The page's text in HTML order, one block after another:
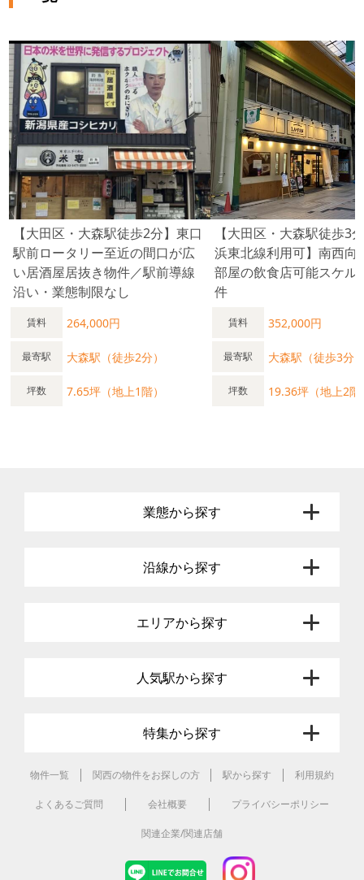
【大田区・大森駅徒歩2分】東口
駅前ロータリー至近の間口が広
い居酒屋居抜き物件／駅前導線
沿い・業態制限なし
賃料 264,000円
最寄駅 大森駅（徒歩2分）
坪数 7.65坪（地上1階）
【大田区・大森駅徒歩3
浜東北線利用可】南西向
部屋の飲食店可能スケル
件
賃料 352,000円
最寄駅 大森駅（徒歩3分
坪数 19.36坪（地上2階
業態から探す
沿線から探す
エリアから探す
人気駅から探す
特集から探す
物件一覧 関西の物件をお探しの方 駅から探す 利用規約
よくあるご質問 会社概要 プライバシーポリシー
関連企業/関連店舗